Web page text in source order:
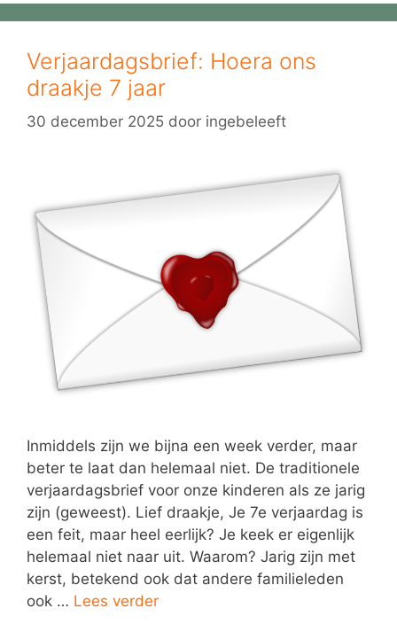
Verjaardagsbrief: Hoera ons
draakje 7 jaar
30 december 2025 door ingebeleeft
Inmiddels zijn we bijna een week verder, maar
beter te laat dan helemaal niet. De traditionele
verjaardagsbrief voor onze kinderen als ze jarig
zijn (geweest). Lief draakje, Je 7e verjaardag is
een feit, maar heel eerlijk? Je keek er eigenlijk
helemaal niet naar uit. Waarom? Jarig zijn met
kerst, betekend ook dat andere familieleden
ook … Lees verder